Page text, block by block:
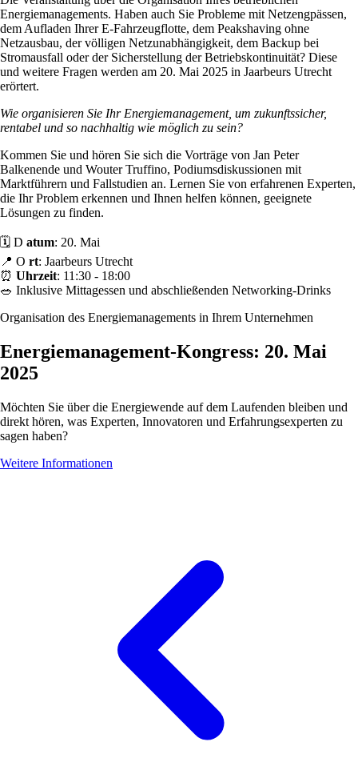
Energiemanagements. Haben auch Sie Probleme mit Netzengpässen,
dem Aufladen Ihrer E-Fahrzeugflotte, dem Peakshaving ohne
Netzausbau, der völligen Netzunabhängigkeit, dem Backup bei
Stromausfall oder der Sicherstellung der Betriebskontinuität? Diese
und weitere Fragen werden am 20. Mai 2025 in Jaarbeurs Utrecht
erörtert.
Wie organisieren Sie Ihr Energiemanagement, um zukunftssicher,
rentabel und so nachhaltig wie möglich zu sein?
Kommen Sie und hören Sie sich die Vorträge von Jan Peter
Balkenende und Wouter Truffino, Podiumsdiskussionen mit
Marktführern und Fallstudien an. Lernen Sie von erfahrenen Experten,
die Ihr Problem erkennen und Ihnen helfen können, geeignete
Lösungen zu finden.
🗓 D atum: 20. Mai
📍 O rt: Jaarbeurs Utrecht
⏰ Uhrzeit: 11:30 - 18:00
🥗 Inklusive Mittagessen und abschließenden Networking-Drinks
Organisation des Energiemanagements in Ihrem Unternehmen
Energiemanagement-Kongress: 20. Mai
2025
Möchten Sie über die Energiewende auf dem Laufenden bleiben und
direkt hören, was Experten, Innovatoren und Erfahrungsexperten zu
sagen haben?
Weitere Informationen